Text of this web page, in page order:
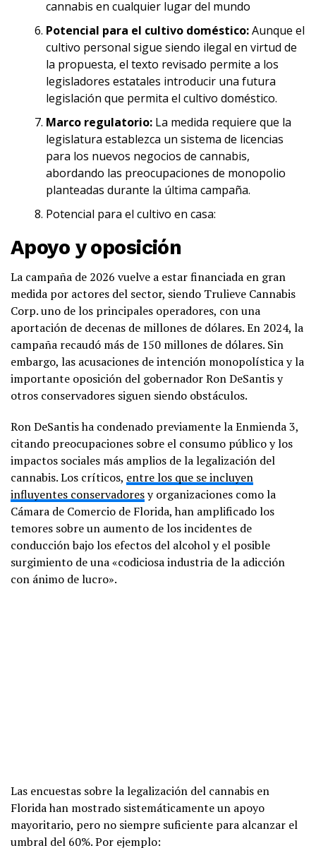
cannabis en cualquier lugar del mundo
Potencial para el cultivo doméstico:Aunque el
cultivo personal sigue siendo ilegal en virtud de
la propuesta, el texto revisado permite a los
legisladores estatales introducir una futura
legislación que permita el cultivo doméstico.
Marco regulatorio: La medida requiere que la
legislatura establezca un sistema de licencias
para los nuevos negocios de cannabis,
abordando las preocupaciones de monopolio
planteadas durante la última campaña.
Potencial para el cultivo en casa:
Apoyo y oposición
La campaña de 2026 vuelve a estar financiada en gran
medida por actores del sector, siendo Trulieve Cannabis
Corp. uno de los principales operadores, con una
aportación de decenas de millones de dólares. En 2024, la
campaña recaudó más de 150 millones de dólares. Sin
embargo, las acusaciones de intención monopolística y la
importante oposición del gobernador Ron DeSantis y
otros conservadores siguen siendo obstáculos.
Ron DeSantis ha condenado previamente la Enmienda 3,
citando preocupaciones sobre el consumo público y los
impactos sociales más amplios de la legalización del
cannabis. Los críticos, entre los que se incluyen
influyentes conservadoresy organizaciones como la
Cámara de Comercio de Florida, han amplificado los
temores sobre un aumento de los incidentes de
conducción bajo los efectos del alcohol y el posible
surgimiento de una «codiciosa industria de la adicción
con ánimo de lucro».
Las encuestas sobre la legalización del cannabis en
Florida han mostrado sistemáticamente un apoyo
mayoritario, pero no siempre suficiente para alcanzar el
umbral del 60%. Por ejemplo: